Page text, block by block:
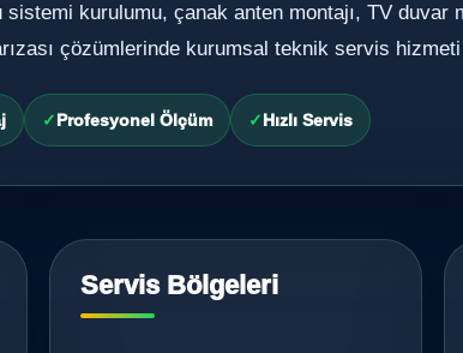
kurulumu, çanak anten montajı, TV duvar
çözümlerinde kurumsal teknik servis
Profesyonel Ölçüm Hızlı Servis
Servis Bölgeleri